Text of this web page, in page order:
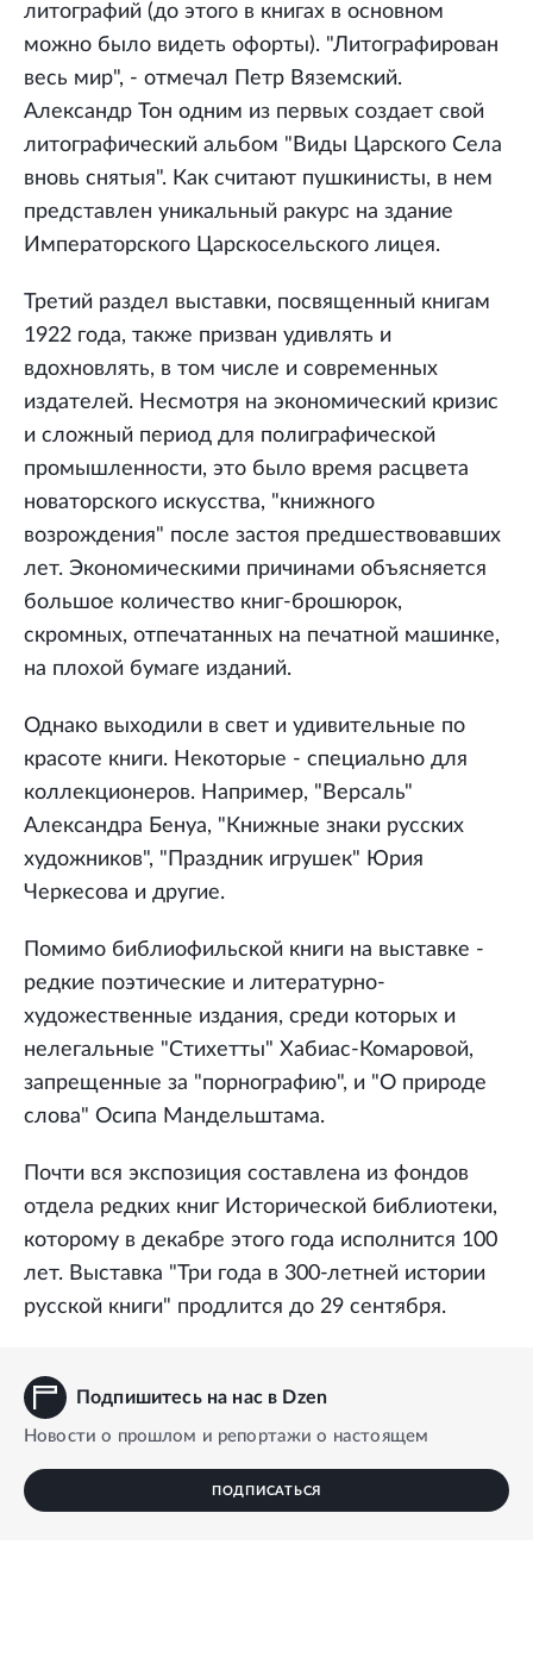
литографий (до этого в книгах в основном
можно было видеть офорты). "Литографирован
весь мир", - отмечал Петр Вяземский.
Александр Тон одним из первых создает свой
литографический альбом "Виды Царского Села
вновь снятыя". Как считают пушкинисты, в нем
представлен уникальный ракурс на здание
Императорского Царскосельского лицея.
Третий раздел выставки, посвященный книгам
1922 года, также призван удивлять и
вдохновлять, в том числе и современных
издателей. Несмотря на экономический кризис
и сложный период для полиграфической
промышленности, это было время расцвета
новаторского искусства, "книжного
возрождения" после застоя предшествовавших
лет. Экономическими причинами объясняется
большое количество книг-брошюрок,
скромных, отпечатанных на печатной машинке,
на плохой бумаге изданий.
Однако выходили в свет и удивительные по
красоте книги. Некоторые - специально для
коллекционеров. Например, "Версаль"
Александра Бенуа, "Книжные знаки русских
художников", "Праздник игрушек" Юрия
Черкесова и другие.
Помимо библиофильской книги на выставке -
редкие поэтические и литературно-
художественные издания, среди которых и
нелегальные "Стихетты" Хабиас-Комаровой,
запрещенные за "порнографию", и "О природе
слова" Осипа Мандельштама.
Почти вся экспозиция составлена из фондов
отдела редких книг Исторической библиотеки,
которому в декабре этого года исполнится 100
лет. Выставка "Три года в 300-летней истории
русской книги" продлится до 29 сентября.
Подпишитесь на нас в Dzen
Новости о прошлом и репортажи о настоящем
ПОДПИСАТЬСЯ